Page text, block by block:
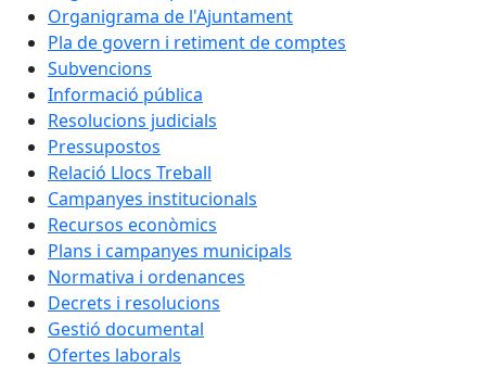
Organigrama de l'Ajuntament
Pla de govern i retiment de comptes
Subvencions
Informació pública
Resolucions judicials
Pressupostos
Relació Llocs Treball
Campanyes institucionals
Recursos econòmics
Plans i campanyes municipals
Normativa i ordenances
Decrets i resolucions
Gestió documental
Ofertes laborals